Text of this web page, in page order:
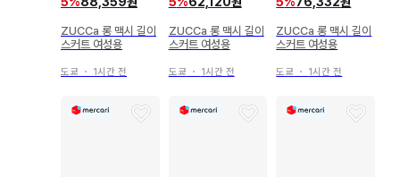
ZUCCa 롱 맥시 길이
스커트 여성용
도쿄 ・ 1시간 전
ZUCCa 롱 맥시 길이
스커트 여성용
도쿄 ・ 1시간 전
ZUCCa 롱 맥시 길이
스커트 여성용
도쿄 ・ 1시간 전